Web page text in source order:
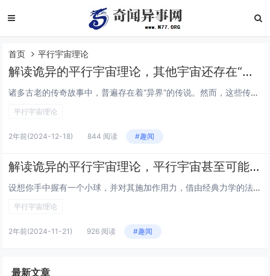
首页 平行宇宙理论
解读诡异的平行宇宙理论，其他宇宙还存在“另一个你”？
诸多古老的传奇故事中，普遍存在着“异界”的传说。然而，这些传说终究只是传说，它们与科学之间存在着天壤之别。如果有人对你说，在另一个空间还生存着一个相似于你的存在，你可能会觉得他在胡言乱语，或者他仅仅是在讲述一个充满迷信色彩的故事。然而，随着...
平行宇宙理论
2年前(2024-12-18) 844 阅读 #趣闻
解读诡异的平行宇宙理论，平行宇宙甚至可能就在你我身边！
设想你手中握有一个小球，并对其施加作用力，借由经典力学的法则，你可轻易预测小球接下来的运动轨迹。接着，设想你掌握了宇宙间每一种力量的确切所在，知晓世间万物的所有信息，你或许能预见宇宙的每一个未来瞬间，同样也能追溯它的过往。当然，这等同于天方...
平行宇宙理论
2年前(2024-11-21) 926 阅读 #趣闻
最新文章